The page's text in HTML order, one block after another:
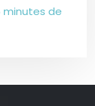
minutes de